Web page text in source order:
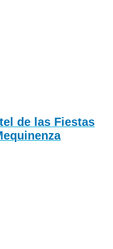
de las Fiestas